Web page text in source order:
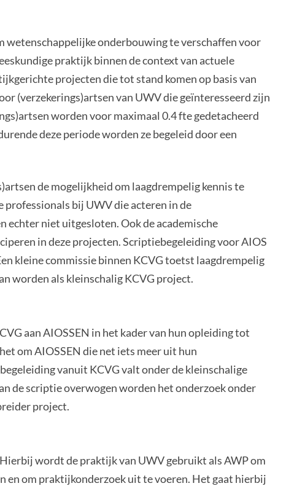
wetenschappelijke onderbouwing te verschaffen voor
praktijk binnen de context van actuele
projecten die tot stand komen op basis van
(verzekerings)artsen van UWV die geïnteresseerd zijn
worden voor maximaal 0.4 fte gedetacheerd
deze periode worden ze begeleid door een
de mogelijkheid om laagdrempelig kennis te
professionals bij UWV die acteren in de
echter niet uitgesloten. Ook de academische
in deze projecten. Scriptiebegeleiding voor AIOS
kleine commissie binnen KCVG toetst laagdrempelig
worden als kleinschalig KCVG project.
aan AIOSSEN in het kader van hun opleiding tot
om AIOSSEN die net iets meer uit hun
vanuit KCVG valt onder de kleinschalige
de scriptie overwogen worden het onderzoek onder
project.
wordt de praktijk van UWV gebruikt als AWP om
en om praktijkonderzoek uit te voeren. Het gaat hierbij